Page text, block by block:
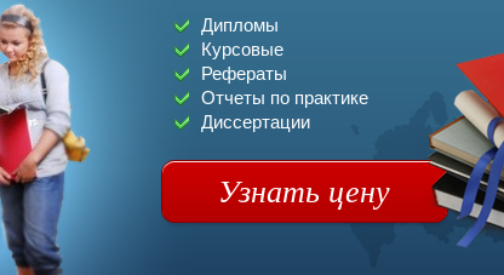
Дипломы
Курсовые
Рефераты
Отчеты по практике
Диссертации
Узнать цену